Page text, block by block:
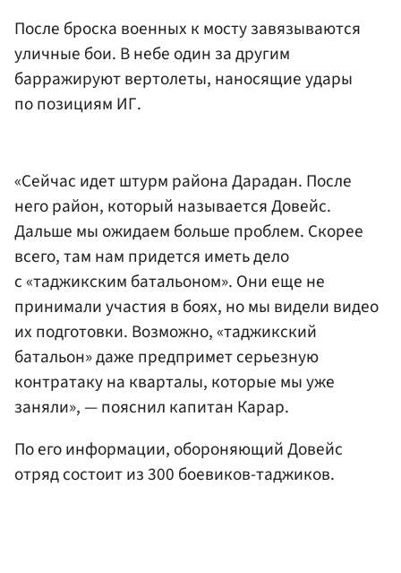
После броска военных к мосту завязываются
уличные бои. В небе один за другим
барражируют вертолеты, наносящие удары
по позициям ИГ.
«Сейчас идет штурм района Дарадан. После
него район, который называется Довейс.
Дальше мы ожидаем больше проблем. Скорее
всего, там нам придется иметь дело
с «таджикским батальоном». Они еще не
принимали участия в боях, но мы видели видео
их подготовки. Возможно, «таджикский
батальон» даже предпримет серьезную
контратаку на кварталы, которые мы уже
заняли», — пояснил капитан Карар.
По его информации, обороняющий Довейс
отряд состоит из 300 боевиков-таджиков.